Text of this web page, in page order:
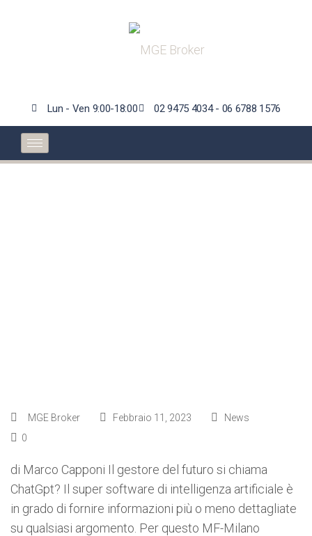
Lun - Ven 9:00-18:00 02 9475 4034 - 06 6788 1576
MGE Broker Febbraio 11, 2023
News
0
di Marco Capponi Il gestore del futuro si chiama
ChatGpt? Il super software di intelligenza artificiale è
in grado di fornire informazioni più o meno dettagliate
su qualsiasi argomento. Per questo MF-Milano